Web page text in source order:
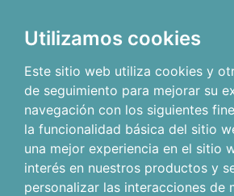
Utilizamos cookies
Este sitio web utiliza cookies y
de seguimiento para mejorar su
navegación con los siguientes
la funcionalidad básica del sitio
una mejor experiencia en el sitio
interés en nuestros productos y
personalizar las interacciones de